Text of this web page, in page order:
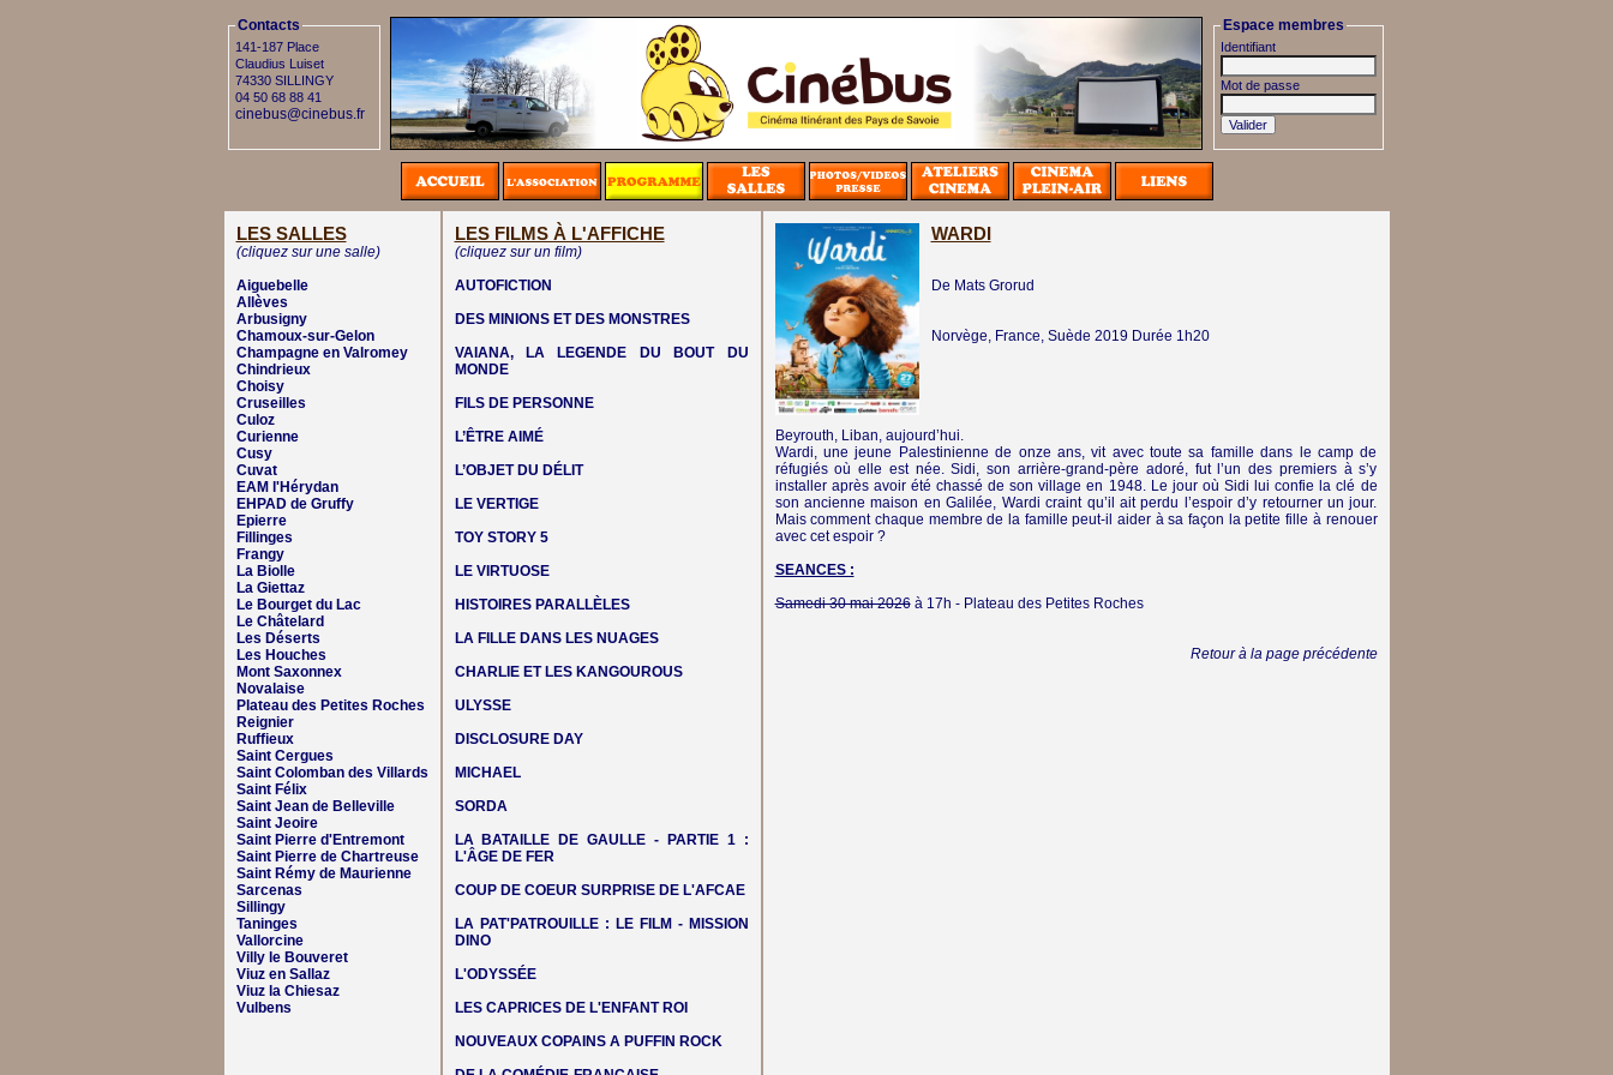
Contacts
141-187 Place
Claudius Luiset
74330 SILLINGY
04 50 68 88 41
cinebus@cinebus.fr
Espace membres
Identifiant
Mot de passe
LES SALLES
(cliquez sur une salle)
Aiguebelle
Allèves
Arbusigny
Chamoux-sur-Gelon
Champagne en Valromey
Chindrieux
Choisy
Cruseilles
Culoz
Curienne
Cusy
Cuvat
EAM l'Hérydan
EHPAD de Gruffy
Epierre
Fillinges
Frangy
La Biolle
La Giettaz
Le Bourget du Lac
Le Châtelard
Les Déserts
Les Houches
Mont Saxonnex
Novalaise
Plateau des Petites Roches
Reignier
Ruffieux
Saint Cergues
Saint Colomban des Villards
Saint Félix
Saint Jean de Belleville
Saint Jeoire
Saint Pierre d'Entremont
Saint Pierre de Chartreuse
Saint Rémy de Maurienne
Sarcenas
Sillingy
Taninges
Vallorcine
Villy le Bouveret
Viuz en Sallaz
Viuz la Chiesaz
Vulbens
LES FILMS À L'AFFICHE
(cliquez sur un film)
AUTOFICTION
DES MINIONS ET DES MONSTRES
VAIANA, LA LEGENDE DU BOUT DU
MONDE
FILS DE PERSONNE
L’ÊTRE AIMÉ
L’OBJET DU DÉLIT
LE VERTIGE
TOY STORY 5
LE VIRTUOSE
HISTOIRES PARALLÈLES
LA FILLE DANS LES NUAGES
CHARLIE ET LES KANGOUROUS
ULYSSE
DISCLOSURE DAY
MICHAEL
SORDA
LA BATAILLE DE GAULLE - PARTIE 1 :
L'ÂGE DE FER
COUP DE COEUR SURPRISE DE L'AFCAE
LA PAT'PATROUILLE : LE FILM - MISSION
DINO
L'ODYSSÉE
LES CAPRICES DE L'ENFANT ROI
NOUVEAUX COPAINS A PUFFIN ROCK
WARDI
De Mats Grorud
Norvège, France, Suède 2019 Durée 1h20
Beyrouth, Liban, aujourd’hui.
Wardi, une jeune Palestinienne de onze ans, vit avec toute sa famille dans le camp de
réfugiés où elle est née. Sidi, son arrière-grand-père adoré, fut l’un des premiers à s’y
installer après avoir été chassé de son village en 1948. Le jour où Sidi lui confie la clé de
son ancienne maison en Galilée, Wardi craint qu’il ait perdu l’espoir d’y retourner un jour.
Mais comment chaque membre de la famille peut-il aider à sa façon la petite fille à renouer
avec cet espoir ?
SEANCES :
Samedi 30 mai 2026à 17h - Plateau des Petites Roches
Retour à la page précédente